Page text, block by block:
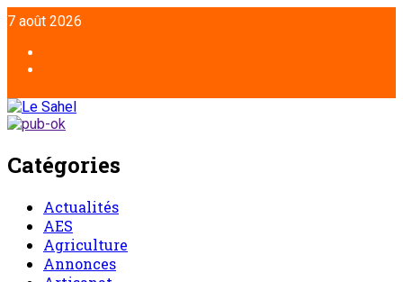
7 août 2026
Catégories
Actualités
AES
Agriculture
Annonces